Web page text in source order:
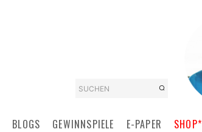
SUCHEN
BLOGS GEWINNSPIELE E-PAPER SHOP*